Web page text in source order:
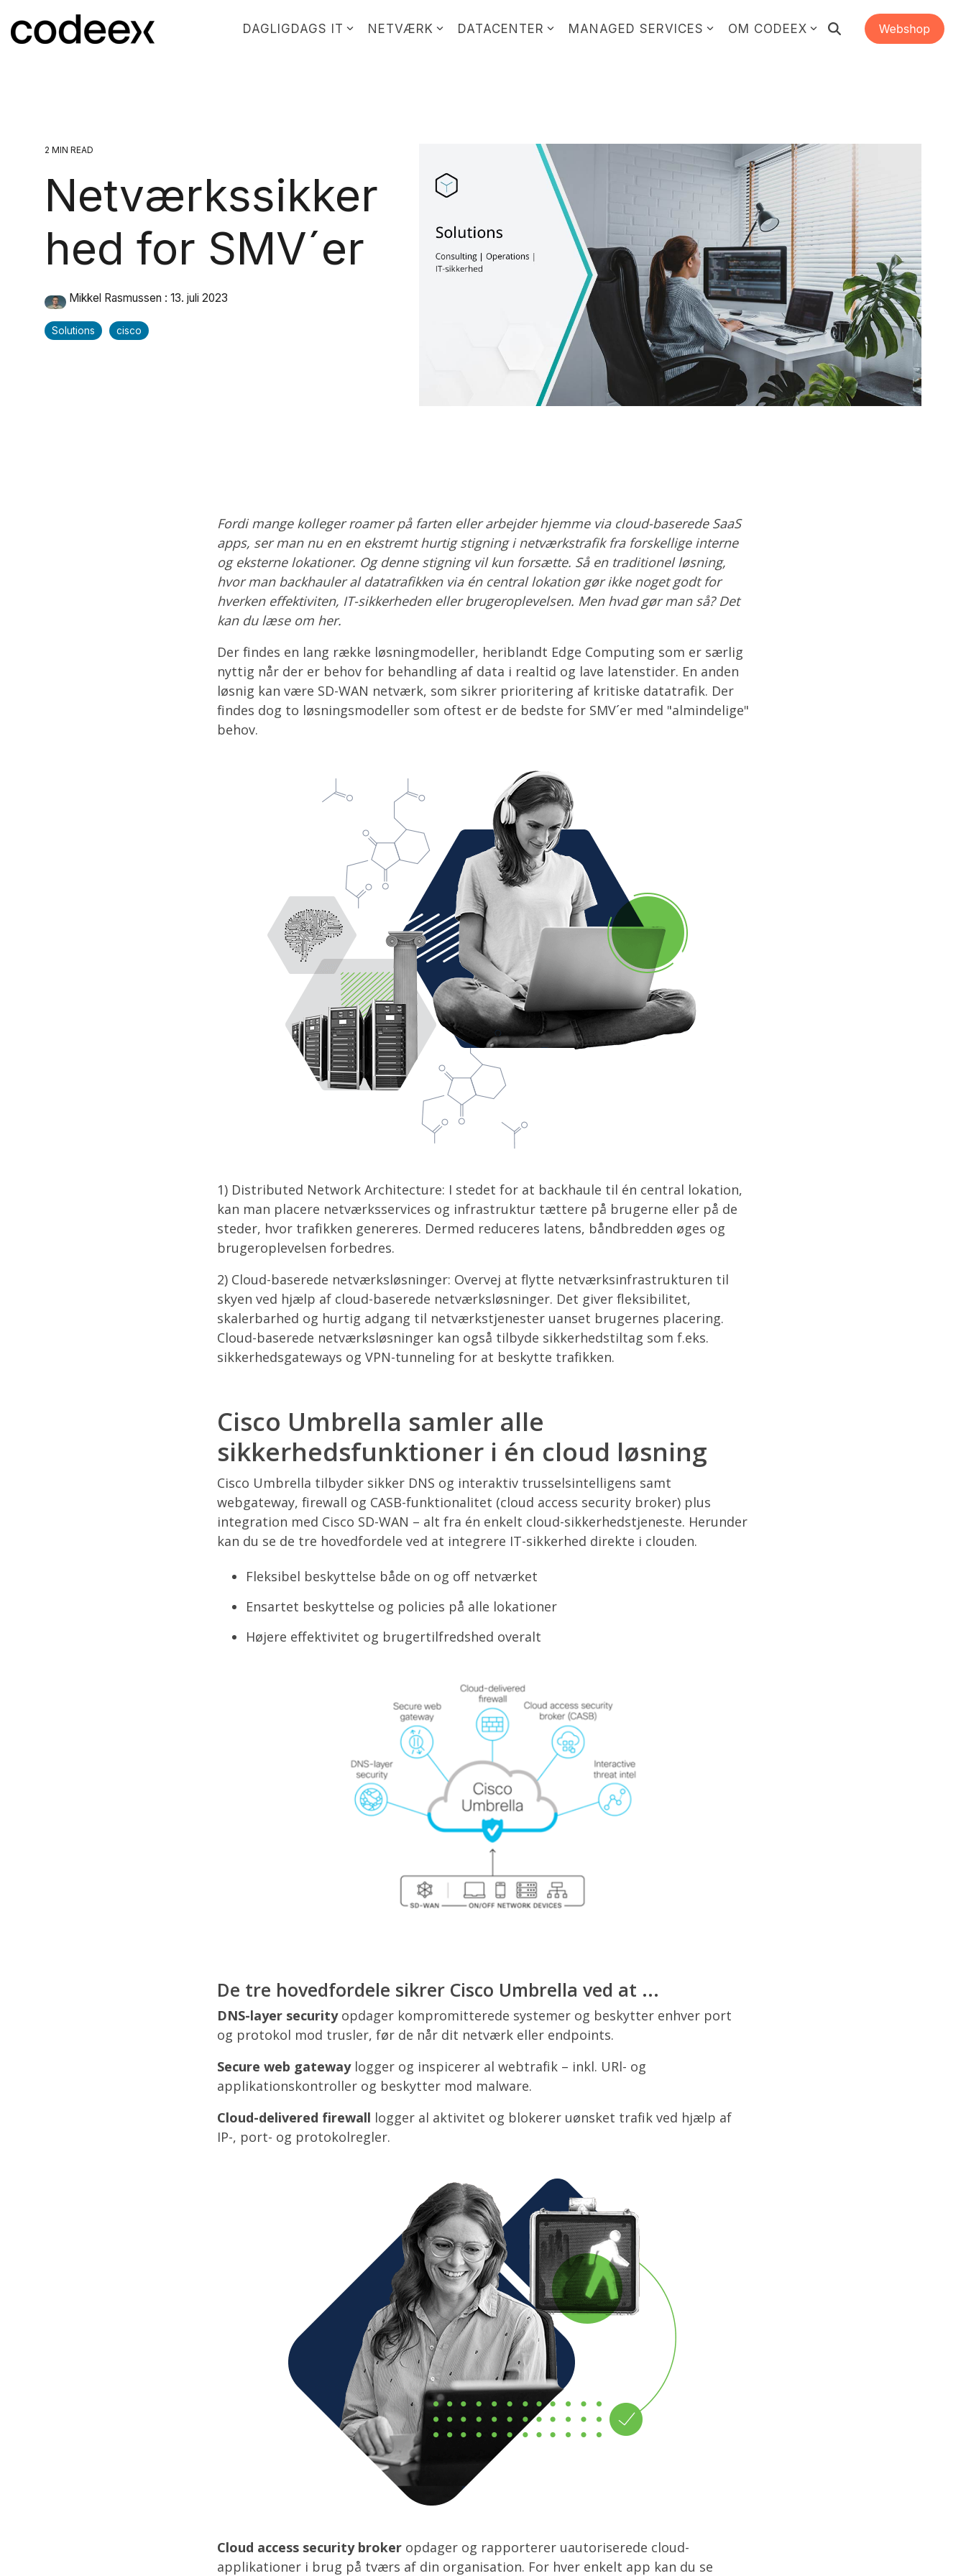
the
main
DAGLIGDAGS IT NETVÆRK DATACENTER MANAGED SERVICES OM CODEEX
2 MIN READ
Netværkssikker
hed for SMV´er
Mikkel Rasmussen : 13. juli 2023
Solutions cisco
Fordi mange kolleger roamer på farten eller arbejder hjemme via cloud-baserede SaaS
apps, ser man nu en en ekstremt hurtig stigning i netværkstrafik fra forskellige interne
og eksterne lokationer. Og denne stigning vil kun forsætte. Så en traditionel løsning,
hvor man backhauler al datatrafikken via én central lokation gør ikke noget godt for
hverken effektiviten, IT-sikkerheden eller brugeroplevelsen. Men hvad gør man så? Det
kan du læse om her.
Der findes en lang række løsningmodeller, heriblandt Edge Computing som er særlig
nyttig når der er behov for behandling af data i realtid og lave latenstider. En anden
løsnig kan være SD-WAN netværk, som sikrer prioritering af kritiske datatrafik. Der
findes dog to løsningsmodeller som oftest er de bedste for SMV´er med "almindelige"
behov.
1) Distributed Network Architecture: I stedet for at backhaule til én central lokation,
kan man placere netværksservices og infrastruktur tættere på brugerne eller på de
steder, hvor trafikken genereres. Dermed reduceres latens, båndbredden øges og
brugeroplevelsen forbedres.
2) Cloud-baserede netværksløsninger: Overvej at flytte netværksinfrastrukturen til
skyen ved hjælp af cloud-baserede netværksløsninger. Det giver fleksibilitet,
skalerbarhed og hurtig adgang til netværkstjenester uanset brugernes placering.
Cloud-baserede netværksløsninger kan også tilbyde sikkerhedstiltag som f.eks.
sikkerhedsgateways og VPN-tunneling for at beskytte trafikken.
Cisco Umbrella samler alle
sikkerhedsfunktioner i én cloud løsning
Cisco Umbrella tilbyder sikker DNS og interaktiv trusselsintelligens samt
webgateway, firewall og CASB-funktionalitet (cloud access security broker) plus
integration med Cisco SD-WAN – alt fra én enkelt cloud-sikkerhedstjeneste. Herunder
kan du se de tre hovedfordele ved at integrere IT-sikkerhed direkte i clouden.
Fleksibel beskyttelse både on og off netværket
Ensartet beskyttelse og policies på alle lokationer
Højere effektivitet og brugertilfredshed overalt
De tre hovedfordele sikrer Cisco Umbrella ved at ...
DNS-layer securityopdager kompromitterede systemer og beskytter enhver port
og protokol mod trusler, før de når dit netværk eller endpoints.
Secure web gatewaylogger og inspicerer al webtrafik – inkl. URl- og
applikationskontroller og beskytter mod malware.
Cloud-delivered firewall logger al aktivitet og blokerer uønsket trafik ved hjælp af
IP-, port- og protokolregler.
Cloud access security broker opdager og rapporterer uautoriserede cloud-
applikationer i brug på tværs af din organisation. For hver enkelt app kan du se